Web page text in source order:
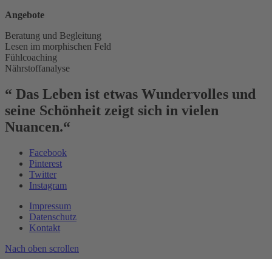
Angebote
Beratung und Begleitung
Lesen im morphischen Feld
Fühlcoaching
Nährstoffanalyse
“ Das Leben ist etwas Wundervolles und
seine Schönheit zeigt sich in vielen
Nuancen.“
Facebook
Pinterest
Twitter
Instagram
Impressum
Datenschutz
Kontakt
Nach oben scrollen